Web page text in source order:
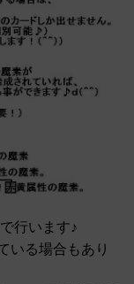
行います♪
いる場合もあり